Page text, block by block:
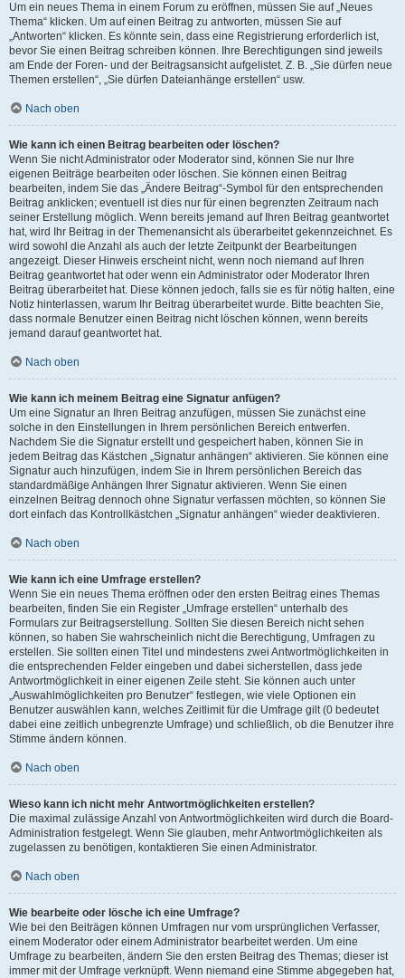
Um ein neues Thema in einem Forum zu eröffnen, müssen Sie auf „Neues
Thema“ klicken. Um auf einen Beitrag zu antworten, müssen Sie auf
„Antworten“ klicken. Es könnte sein, dass eine Registrierung erforderlich ist,
bevor Sie einen Beitrag schreiben können. Ihre Berechtigungen sind jeweils
am Ende der Foren- und der Beitragsansicht aufgelistet. Z. B. „Sie dürfen neue
Themen erstellen“, „Sie dürfen Dateianhänge erstellen“ usw.
Nach oben
Wie kann ich einen Beitrag bearbeiten oder löschen?
Wenn Sie nicht Administrator oder Moderator sind, können Sie nur Ihre
eigenen Beiträge bearbeiten oder löschen. Sie können einen Beitrag
bearbeiten, indem Sie das „Ändere Beitrag“-Symbol für den entsprechenden
Beitrag anklicken; eventuell ist dies nur für einen begrenzten Zeitraum nach
seiner Erstellung möglich. Wenn bereits jemand auf Ihren Beitrag geantwortet
hat, wird Ihr Beitrag in der Themenansicht als überarbeitet gekennzeichnet. Es
wird sowohl die Anzahl als auch der letzte Zeitpunkt der Bearbeitungen
angezeigt. Dieser Hinweis erscheint nicht, wenn noch niemand auf Ihren
Beitrag geantwortet hat oder wenn ein Administrator oder Moderator Ihren
Beitrag überarbeitet hat. Diese können jedoch, falls sie es für nötig halten, eine
Notiz hinterlassen, warum Ihr Beitrag überarbeitet wurde. Bitte beachten Sie,
dass normale Benutzer einen Beitrag nicht löschen können, wenn bereits
jemand darauf geantwortet hat.
Nach oben
Wie kann ich meinem Beitrag eine Signatur anfügen?
Um eine Signatur an Ihren Beitrag anzufügen, müssen Sie zunächst eine
solche in den Einstellungen in Ihrem persönlichen Bereich entwerfen.
Nachdem Sie die Signatur erstellt und gespeichert haben, können Sie in
jedem Beitrag das Kästchen „Signatur anhängen“ aktivieren. Sie können eine
Signatur auch hinzufügen, indem Sie in Ihrem persönlichen Bereich das
standardmäßige Anhängen Ihrer Signatur aktivieren. Wenn Sie einen
einzelnen Beitrag dennoch ohne Signatur verfassen möchten, so können Sie
dort einfach das Kontrollkästchen „Signatur anhängen“ wieder deaktivieren.
Nach oben
Wie kann ich eine Umfrage erstellen?
Wenn Sie ein neues Thema eröffnen oder den ersten Beitrag eines Themas
bearbeiten, finden Sie ein Register „Umfrage erstellen“ unterhalb des
Formulars zur Beitragserstellung. Sollten Sie diesen Bereich nicht sehen
können, so haben Sie wahrscheinlich nicht die Berechtigung, Umfragen zu
erstellen. Sie sollten einen Titel und mindestens zwei Antwortmöglichkeiten in
die entsprechenden Felder eingeben und dabei sicherstellen, dass jede
Antwortmöglichkeit in einer eigenen Zeile steht. Sie können auch unter
„Auswahlmöglichkeiten pro Benutzer“ festlegen, wie viele Optionen ein
Benutzer auswählen kann, welches Zeitlimit für die Umfrage gilt (0 bedeutet
dabei eine zeitlich unbegrenzte Umfrage) und schließlich, ob die Benutzer ihre
Stimme ändern können.
Nach oben
Wieso kann ich nicht mehr Antwortmöglichkeiten erstellen?
Die maximal zulässige Anzahl von Antwortmöglichkeiten wird durch die Board-
Administration festgelegt. Wenn Sie glauben, mehr Antwortmöglichkeiten als
zugelassen zu benötigen, kontaktieren Sie einen Administrator.
Nach oben
Wie bearbeite oder lösche ich eine Umfrage?
Wie bei den Beiträgen können Umfragen nur vom ursprünglichen Verfasser,
einem Moderator oder einem Administrator bearbeitet werden. Um eine
Umfrage zu bearbeiten, ändern Sie den ersten Beitrag des Themas; dieser ist
immer mit der Umfrage verknüpft. Wenn niemand eine Stimme abgegeben hat,